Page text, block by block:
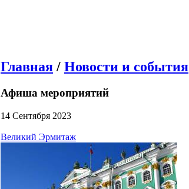
Главная / Новости и события
Афиша мероприятий
14 Сентября 2023
Великий Эрмитаж